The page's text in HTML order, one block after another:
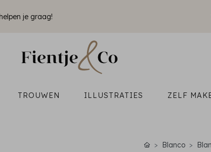
je graag!
TROUWEN ILLUSTRATIES ZELF
Blanco